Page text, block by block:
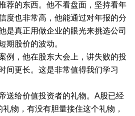
荐的东西。他不看盘面，坚持看年
度也非常高，他能通过对年报的分
是真正用做企业的眼光来挑选公司
期股价的波动。
例，他在股东大会上，讲失败的投
间更长。这是非常值得我们学习
送给价值投资者的礼物。A股已经
物，有没有胆量接住这个礼物，